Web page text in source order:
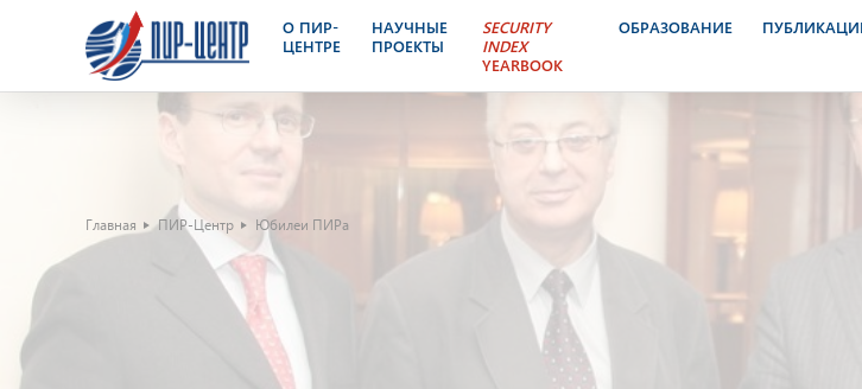
О ПИР-
ЦЕНТРЕ
НАУЧНЫЕ
ПРОЕКТЫ
SECURITY
INDEX
YEARBOOK
ОБРАЗОВАНИЕ
Главная ПИР-Центр Юбилеи ПИРа